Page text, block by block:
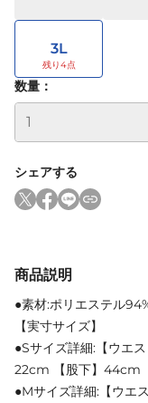
3L
数量：
シェアする
商品説明
●素材:ポリエステル
【実寸サイズ】
●Sサイズ詳細:【ウエ
22cm 【股下】44cm
●Mサイズ詳細:【ウエ